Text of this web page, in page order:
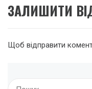
ЗАЛИШИТИ
Щоб відправити